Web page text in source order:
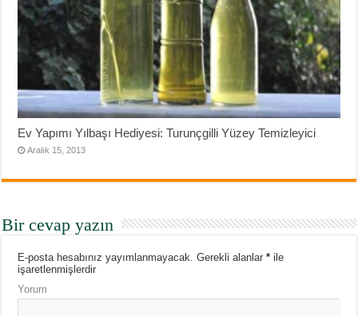
Ev Yapımı Yılbaşı Hediyesi: Turunçgilli Yüzey Temizleyici
Aralık 15, 2013
Bir cevap yazın
E-posta hesabınız yayımlanmayacak. Gerekli alanlar* ile
işaretlenmişlerdir
Yorum